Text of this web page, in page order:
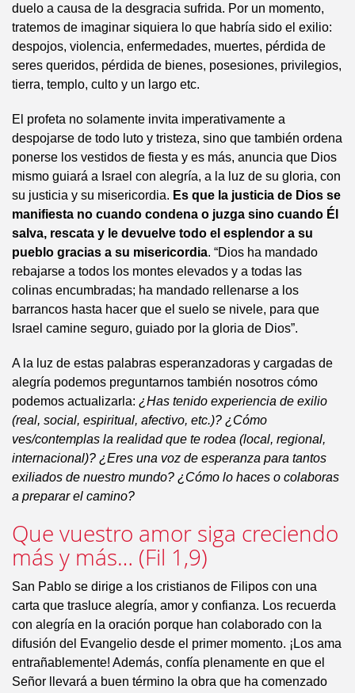
duelo a causa de la desgracia sufrida. Por un momento,
tratemos de imaginar siquiera lo que habría sido el exilio:
despojos, violencia, enfermedades, muertes, pérdida de
seres queridos, pérdida de bienes, posesiones, privilegios,
tierra, templo, culto y un largo etc.
El profeta no solamente invita imperativamente a
despojarse de todo luto y tristeza, sino que también ordena
ponerse los vestidos de fiesta y es más, anuncia que Dios
mismo guiará a Israel con alegría, a la luz de su gloria, con
su justicia y su misericordia. Es que la justicia de Dios se
manifiesta no cuando condena o juzga sino cuando Él
salva, rescata y le devuelve todo el esplendor a su
pueblo gracias a su misericordia. “Dios ha mandado
rebajarse a todos los montes elevados y a todas las
colinas encumbradas; ha mandado rellenarse a los
barrancos hasta hacer que el suelo se nivele, para que
Israel camine seguro, guiado por la gloria de Dios”.
A la luz de estas palabras esperanzadoras y cargadas de
alegría podemos preguntarnos también nosotros cómo
podemos actualizarla: ¿Has tenido experiencia de exilio
(real, social, espiritual, afectivo, etc.)? ¿Cómo
ves/contemplas la realidad que te rodea (local, regional,
internacional)? ¿Eres una voz de esperanza para tantos
exiliados de nuestro mundo? ¿Cómo lo haces o colaboras
a preparar el camino?
Que vuestro amor siga creciendo
más y más… (Fil 1,9)
San Pablo se dirige a los cristianos de Filipos con una
carta que trasluce alegría, amor y confianza. Los recuerda
con alegría en la oración porque han colaborado con la
difusión del Evangelio desde el primer momento. ¡Los ama
entrañablemente! Además, confía plenamente en que el
Señor llevará a buen término la obra que ha comenzado